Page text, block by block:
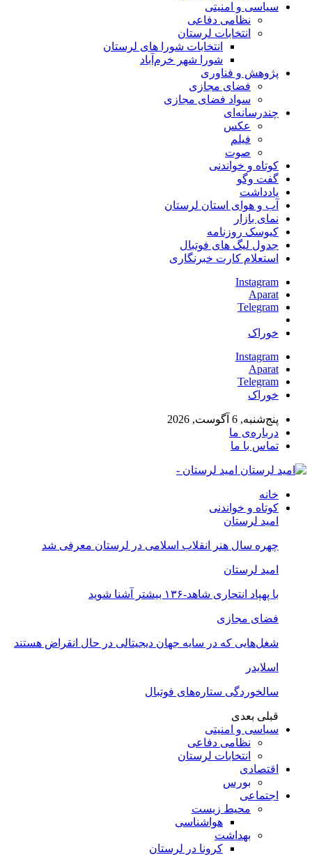
سیاسی و امنیتی
نظامی دفاعی
انتخابات لرستان
انتخابات شورا های لرستان
شورا شهر خرم‌آباد
پژوهش و فناوری
فضای مجازی
سواد فضای مجازی
چندرسانه‌ای
عكس
فیلم
صوت
کوتاه و خواندنی
گفت وگو
یادداشت
آب و هوای استان لرستان
نمای بازار
کیوسک روزنامه
جدول لیگ های فوتبال
استعلام کارت خبرنگاری
Instagram
Aparat
Telegram
خوراک
Instagram
Aparat
Telegram
خوراک
پنج‌شنبه, 6 آگوست, 2026
درباره‌ی ما
تماس با ما
امید لرستان -
خانه
کوتاه و خواندنی
امید لرستان
چهره سال هنر انقلاب اسلامی در لرستان معرفی شد
امید لرستان
با پهپاد انتحاری شاهد-۱۳۶ بیشتر آشنا شوید
فضای مجازی
شغل‌‌هایی که در سایه جهان دیجیتالی در حال انقراض هستند
اسلایدر
سالخوردگی ستاره‌های فوتبال
قبلی بعدی
سیاسی و امنیتی
نظامی دفاعی
انتخابات لرستان
اقتصادی
بورس
اجتماعی
محیط زیست
هواشناسی
بهداشت
کرونا در لرستان